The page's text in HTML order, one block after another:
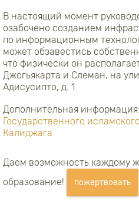
В настоящий момент
озабочено созданием
по информационным
может обзавестись
что физически он
Джогьякарта и Слеман, на
Адисусипто, д. 1.
Дополнительная информация:
Государственного
Калиджага
Даем возможность каждому
образование!
пожертвовать